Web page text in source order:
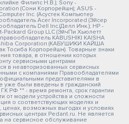
Филипс Н.В.); Sony -
(Сони Корпорейшн); ASUS -
Inc. (Асустек Компьютер
Acer Incorporated (Эйсер
Dell Inc.(Делл Инк.); HP -
Group LLC (ЭйчПи Хьюлетт
KABUSHIKI KAISHA
Corporation (КАБУШИКИ КАЙША
Тосиба Корпорейшн). Товарные знаки
товара, в отношении которых
сервисными центрами
в неавторизованных сервисных
с компаниями Правообладателями
представителями в
уже были введены в гражданский
РФ ** - время ремонта, срок гарантии
от модели устройства и сложности
о соответствующих моделях и
ценах, возможных выгодах и условиях
центрах Pedant.ru. Не является
сервисное обслуживание